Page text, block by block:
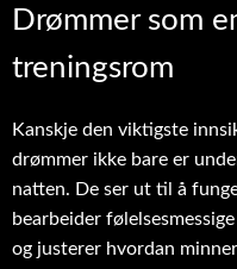
Drømmer som
treningsrom
Kanskje den viktigste
drømmer ikke bare er
natten. De ser ut til å
bearbeider
og justerer hvordan